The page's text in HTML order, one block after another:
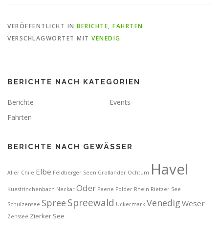
VERÖFFENTLICHT IN BERICHTE, FAHRTEN
VERSCHLAGWORTET MIT VENEDIG
BERICHTE NACH KATEGORIEN
Berichte
Events
Fahrten
BERICHTE NACH GEWÄSSER
Aller Chile Elbe Feldberger Seen Grollander Ochtum Havel
Kuestrinchenbach Neckar Oder Peene Polder Rhein Rietzer See
Schulzensee Spree Spreewald Uckermark Venedig Weser
Zenssee Zierker See